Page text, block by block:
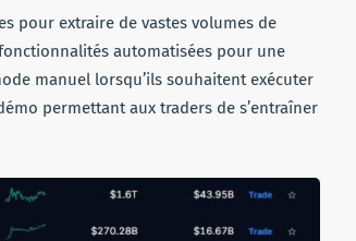
pour extraire de vastes volumes de
automatisées pour une
manuel lorsqu’ils souhaitent exécuter
permettant aux traders de s’entraîner